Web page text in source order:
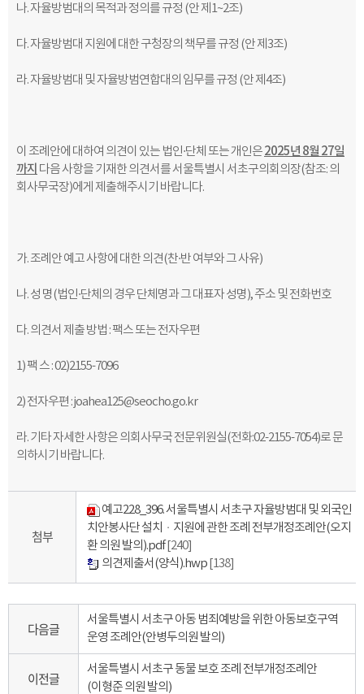
나.자율방범대의 목적과 정의를 규정 (안 제 1~2조)
다.자율방범대 지원에 대한 구청장의 책무를 규정 (안 제 3조)
라.자율방범대 및 자율방범연합대의 임무를 규정 (안 제 4조)
이 조례안에 대하여 의견이 있는 법인·단체 또는 개인은2025년 8월 27일
까지 다음 사항을 기재한 의견서를 서울특별시 서초구의회의장(참조:의
회사무국장)에게 제출해주시기 바랍니다.
가.조례안 예고 사항에 대한 의견(찬·반 여부와 그 사유)
나.성 명(법인·단체의 경우 단체명과 그 대표자 성명),주소 및 전화번호
다.의견서 제출 방법 :팩스 또는 전자우편
1)팩 스: 02)2155-7096
2)전자우편 : joahea125@seocho.go.kr
라.기 타 자세한 사항은 의회사무국 전문위원실(전화:02-2155-7054)로문
의하시기 바랍니다.
첨부
예고228_396. 서울특별시 서초구 자율방범대 및 외국인
치안봉사단 설치ㆍ지원에 관한 조례 전부개정조례안(오지
환 의원 발의).pdf [240]
의견제출서(양식).hwp [138]
다음글
서울특별시 서초구 아동 범죄예방을 위한 아동보호구역
운영 조례안(안병두의원 발의)
이전글
서울특별시 서초구 동물 보호 조례 전부개정조례안
(이형준 의원 발의)